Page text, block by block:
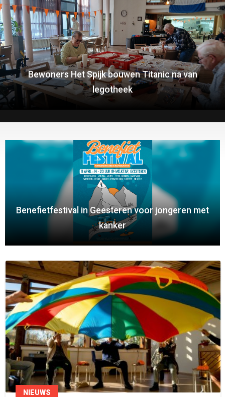
Bewoners Het Spijk bouwen Titanic na van
legotheek
Benefietfestival in Geesteren voor jongeren met
kanker
NIEUWS